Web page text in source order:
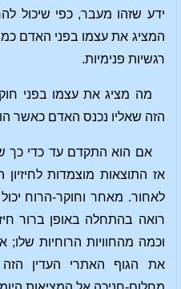
ידע שזהו מעבר, כפי שיכול
המציג את עצמו בפני האדם
רגשיות פנימיות.
מה מציג את עצמו בפני
הזה שאליו נכנס האדם כאשר
אם הוא התקדם עד כדי כך
אז התוצאות מוצמדות לחיזיון
לאחור. מאחר וחוקר-הרוח
רואה בהתחלה באופן ברור
וכמה מהחוויות הרוחיות שלו;
את הגוף האתרי העדין